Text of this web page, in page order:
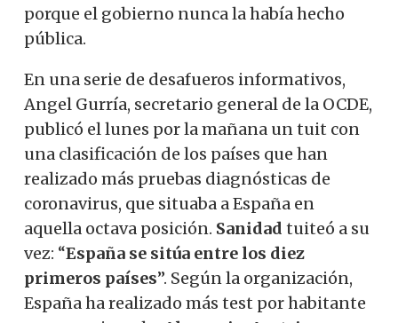
porque el gobierno nunca la había hecho
pública.
En una serie de desafueros informativos,
Angel Gurría, secretario general de la OCDE,
publicó el lunes por la mañana un tuit con
una clasificación de los países que han
realizado más pruebas diagnósticas de
coronavirus, que situaba a España en
aquella octava posición. Sanidad tuiteó a su
vez: “España se sitúa entre los diez
primeros países”. Según la organización,
España ha realizado más test por habitante